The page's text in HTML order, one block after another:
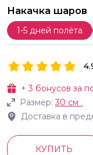
Накачка шаров
1-5 дней полёта
+3 бонусов за
Размер:30 см
Доставка в
КУПИТЬ